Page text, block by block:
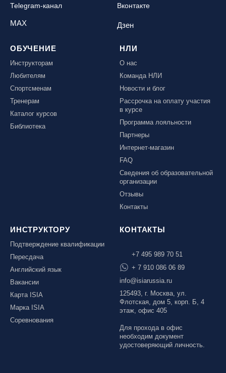
Telegram-канал Вконтакте
MAX Дзен
ОБУЧЕНИЕ
Инструкторам
Любителям
Спортсменам
Тренерам
Каталог курсов
Библиотека
НЛИ
О нас
Команда НЛИ
Новости и блог
Рассрочка на оплату участия
в курсе
Программа лояльности
Партнеры
Интернет-магазин
FAQ
Сведения об образовательной
организации
Отзывы
Контакты
ИНСТРУКТОРУ
Подтверждение квалификации
Пересдача
Английский язык
Вакансии
Карта ISIA
Марка ISIA
Соревнования
КОНТАКТЫ
+7 495 989 70 51
+ 7 910 086 06 89
info@isiarussia.ru
125493, г. Москва, ул.
Флотская, дом 5, корп. Б, 4
этаж, офис 405
Для прохода в офис
необходим документ
удостоверяющий личность.